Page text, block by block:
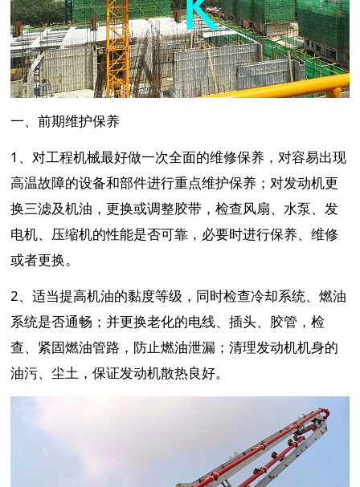
一、前期维护保养
1、对工程机械最好做一次全面的维修保养，对容易出现
高温故障的设备和部件进行重点维护保养；对发动机更
换三滤及机油，更换或调整胶带，检查风扇、水泵、发
电机、压缩机的性能是否可靠，必要时进行保养、维修
或者更换。
2、适当提高机油的黏度等级，同时检查冷却系统、燃油
系统是否通畅；并更换老化的电线、插头、胶管，检
查、紧固燃油管路，防止燃油泄漏；清理发动机机身的
油污、尘土，保证发动机散热良好。